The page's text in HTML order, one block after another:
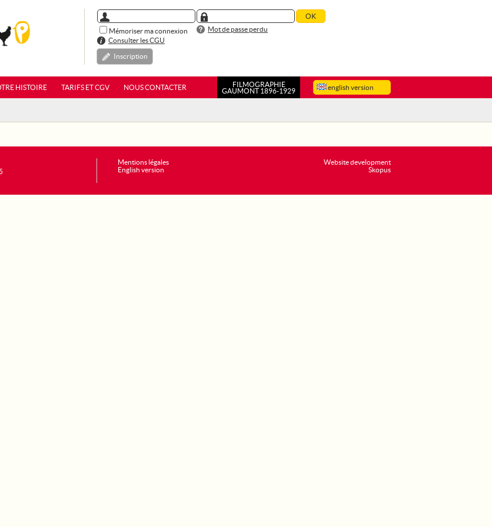
Mémoriser ma connexion
Mot de passe perdu
Consulter les CGU
Inscription
english version
HISTOIRE TARIFS ET CGV NOUS CONTACTER
FILMOGRAPHIE
GAUMONT 1896-1929
Website development
Skopus
Mentions légales
English version